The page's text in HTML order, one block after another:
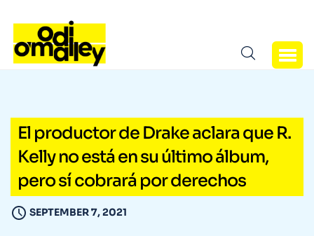
El productor de Drake aclara que R.
Kelly no está en su último álbum,
pero sí cobrará por derechos
SEPTEMBER 7, 2021